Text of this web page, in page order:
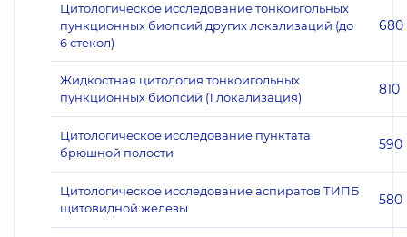
Цитологическое исследование тонкоигольных
пункционных биопсий других локализаций (до
6 стекол)
680
Жидкостная цитология тонкоигольных
пункционных биопсий (1 локализация)
810
Цитологическое исследование пунктата
брюшной полости
590
Цитологическое исследование аспиратов ТИПБ
щитовидной железы
580